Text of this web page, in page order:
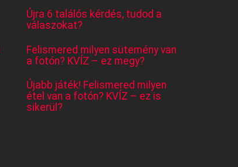
Újra 6 találós kérdés, tudod a
válaszokat?
Felismered milyen sütemény van
a fotón? KVÍZ – ez megy?
Újabb játék! Felismered milyen
étel van a fotón? KVÍZ – ez is
sikerül?